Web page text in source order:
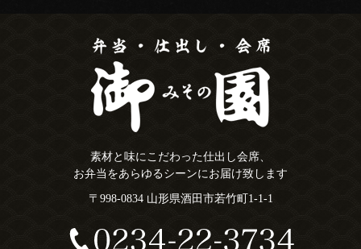
素材と味にこだわった仕出し会席、
お弁当をあらゆるシーンにお届け致します
〒998-0834 山形県酒田市若竹町1-1-1